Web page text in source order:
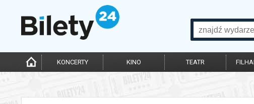
KONCERTY KINO TEATR